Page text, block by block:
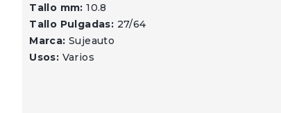
Tallo mm:10.8
Tallo Pulgadas: 27/64
Marca: Sujeauto
Usos: Varios